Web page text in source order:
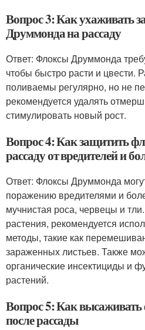
Вопрос 3: Как ухаживать
Друммонда на рассаду
Ответ: Флоксы Друммонда
чтобы быстро расти и цвести.
поливаемы регулярно, но не
рекомендуется удалять
стимулировать новый рост.
Вопрос 4: Как защитить
рассаду от вредителей и
Ответ: Флоксы Друммонда
поражению вредителями и
мучнистая роса, червецы и
растения, рекомендуется
методы, такие как
зараженных листьев. Также
органические инсектициды и
растений.
Вопрос 5: Как
после рассады